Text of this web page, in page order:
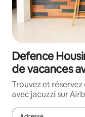
Defence
de vacances
Trouvez et
avec jacuzzi sur